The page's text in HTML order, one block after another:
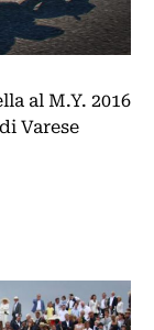
al M.Y. 2016
Varese